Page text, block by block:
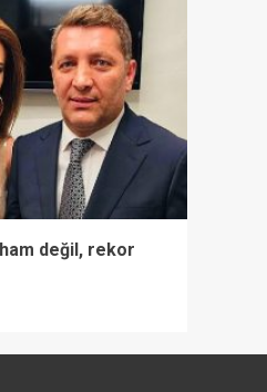
değil, rekor